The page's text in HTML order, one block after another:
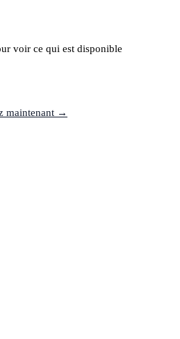
voir ce qui est disponible
maintenant →